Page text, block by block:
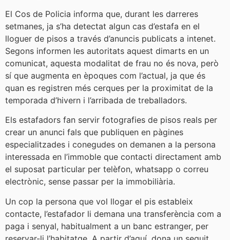
El Cos de Policia informa que, durant les darreres
setmanes, ja s’ha detectat algun cas d’estafa en el
lloguer de pisos a través d’anuncis publicats a intenet.
Segons informen les autoritats aquest dimarts en un
comunicat, aquesta modalitat de frau no és nova, però
sí que augmenta en èpoques com l’actual, ja que és
quan es registren més cerques per la proximitat de la
temporada d’hivern i l’arribada de treballadors.
Els estafadors fan servir fotografies de pisos reals per
crear un anunci fals que publiquen en pàgines
especialitzades i conegudes on demanen a la persona
interessada en l’immoble que contacti directament amb
el suposat particular per telèfon, whatsapp o correu
electrònic, sense passar per la immobiliària.
Un cop la persona que vol llogar el pis estableix
contacte, l’estafador li demana una transferència com a
paga i senyal, habitualment a un banc estranger, per